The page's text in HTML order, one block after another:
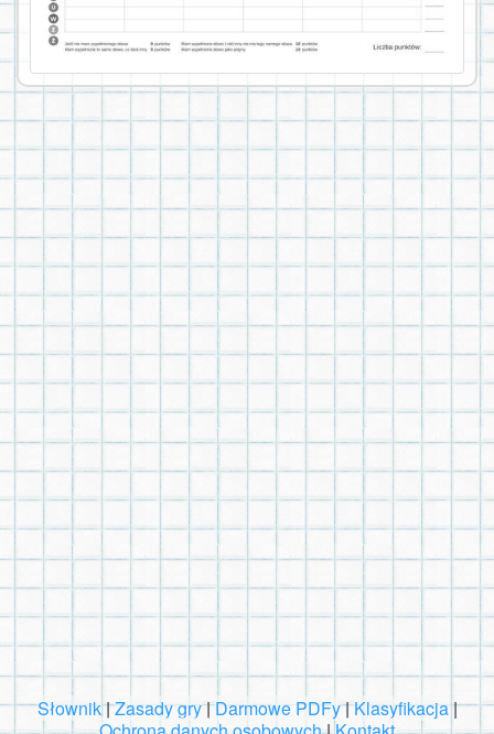
Słownik|Zasady gry|Darmowe PDFy|Klasyfikacja|